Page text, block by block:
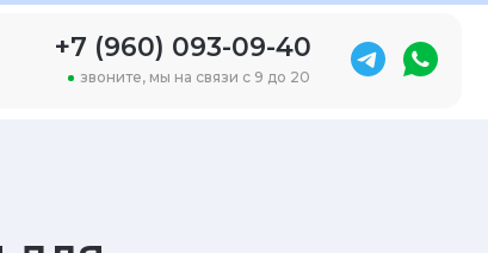
звоните, мы на связи с 9 до 20
+7 (960) 093-09-40